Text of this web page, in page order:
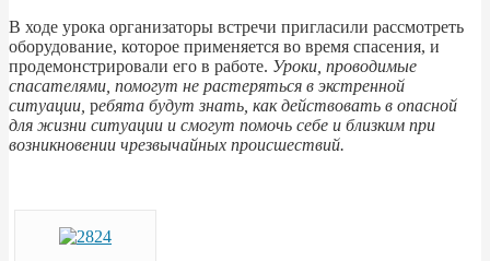
В ходе урока организаторы встречи пригласили рассмотреть
оборудование, которое применяется во время спасения, и
продемонстрировали его в работе. Уроки, проводимые
спасателями, помогут не растеряться в экстренной
ситуации ребята будут знать, как действовать в опасной
для жизни ситуации и смогут помочь себе и близким при
возникновении чрезвычайных происшествий.